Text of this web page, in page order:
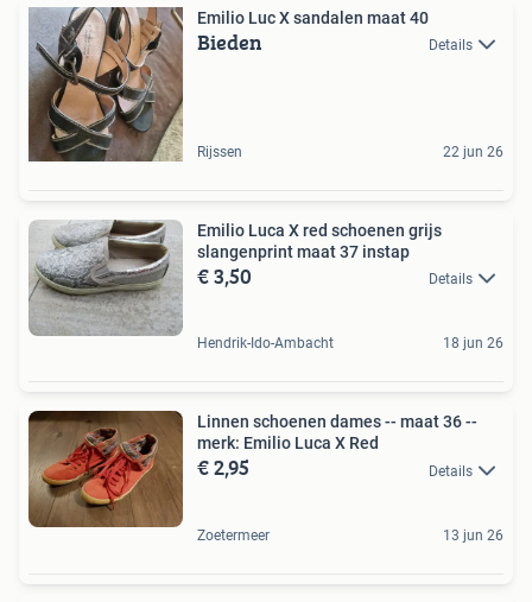
Emilio Luc X sandalen maat 40
Bieden Details
Rijssen 22 jun 26
Emilio Luca X red schoenen grijs
slangenprint maat 37 instap
€ 3,50 Details
Hendrik-Ido-Ambacht 18 jun 26
Linnen schoenen dames -- maat 36 --
merk: Emilio Luca X Red
€ 2,95 Details
Zoetermeer 13 jun 26